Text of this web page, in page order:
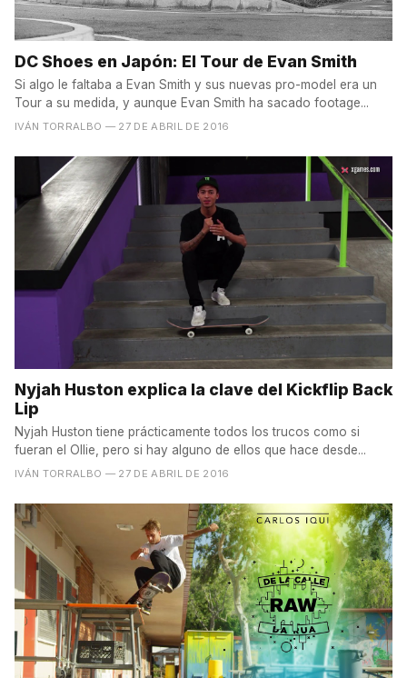
DC Shoes en Japón: El Tour de Evan Smith
Si algo le faltaba a Evan Smith y sus nuevas pro-model era un
Tour a su medida, y aunque Evan Smith ha sacado footage...
IVÁN TORRALBO — 27 DE ABRIL DE 2016
Nyjah Huston explica la clave del Kickflip Back
Lip
Nyjah Huston tiene prácticamente todos los trucos como si
fueran el Ollie, pero si hay alguno de ellos que hace desde...
IVÁN TORRALBO — 27 DE ABRIL DE 2016